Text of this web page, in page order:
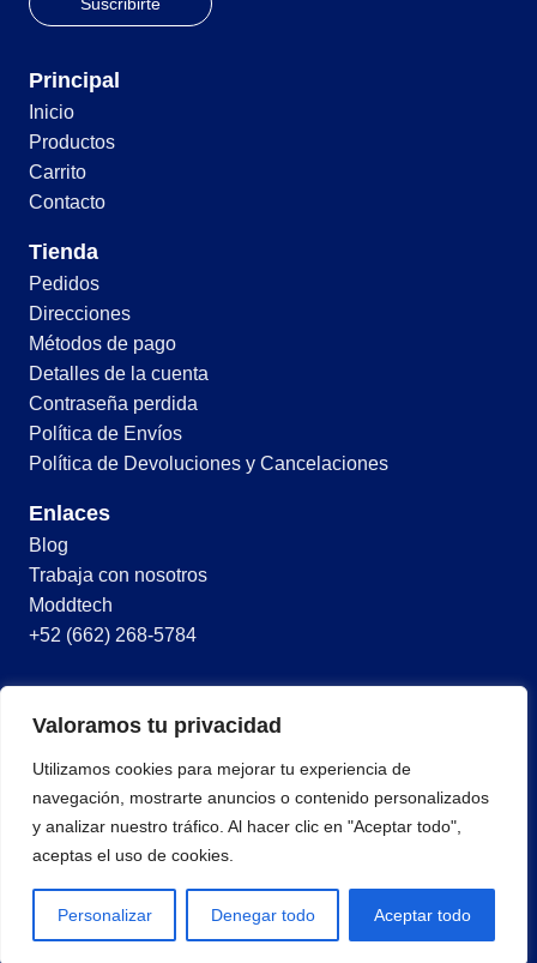
Valoramos tu privacidad
Utilizamos cookies para mejorar tu experiencia de
navegación, mostrarte anuncios o contenido personalizados
y analizar nuestro tráfico. Al hacer clic en "Aceptar todo",
aceptas el uso de cookies.
Personalizar Denegar todo Aceptar todo
Principal
Inicio
Productos
Carrito
Contacto
Tienda
Pedidos
Direcciones
Métodos de pago
Detalles de la cuenta
Contraseña perdida
Política de Envíos
Política de Devoluciones y Cancelaciones
Enlaces
Blog
Trabaja con nosotros
Moddtech
+52 (662) 268-5784
© 2026 Todos los derechos reservados
Política de privacidad